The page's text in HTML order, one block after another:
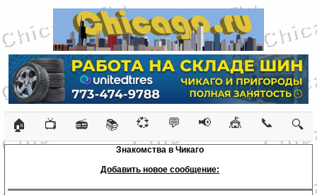
🏠 📺 📻 📚 💞 💬 📢 🎪 📞 🔍
Знакомства в Чикаго
Добавить новое сообщение: